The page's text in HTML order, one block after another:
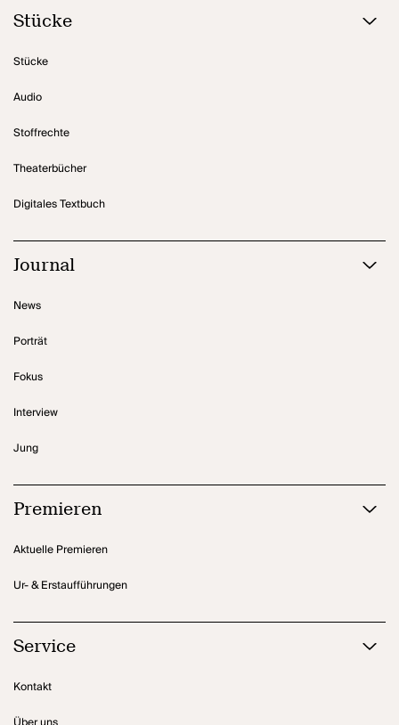
Stücke
Stücke
Audio
Stoffrechte
Theaterbücher
Digitales Textbuch
Journal
News
Porträt
Fokus
Interview
Jung
Premieren
Aktuelle Premieren
Ur- & Erstaufführungen
Service
Kontakt